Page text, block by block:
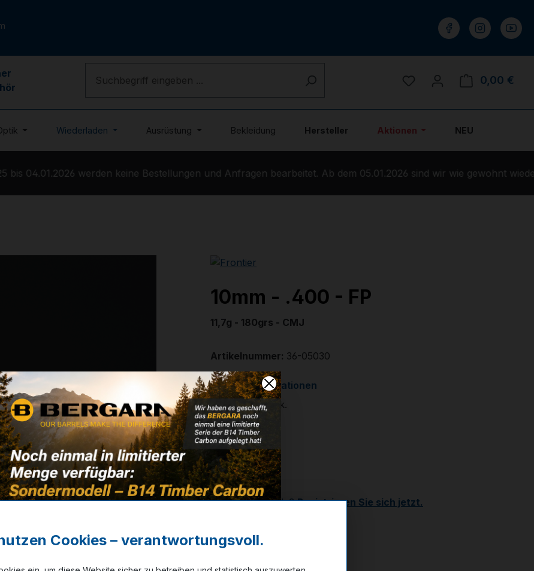
Du hast 0 Produkte auf
0,00 €
Wiederladen Ausrüstung Bekleidung Hersteller Aktionen NEU
04.01.2026 werden keine Bestellungen und Anfragen bearbeitet. Ab dem 05.01.2026 sind wir wie gewohnt
10mm - .400 - FP
11,7g - 180grs - CMJ
Artikelnummer: 36-05030
Weitere Informationen
✔Pack: 500 Stk.
90,75 €
✔ Auf Lager
Noch kein Kunde?Registrieren Sie sich jetzt.
Cookies – verantwortungsvoll.